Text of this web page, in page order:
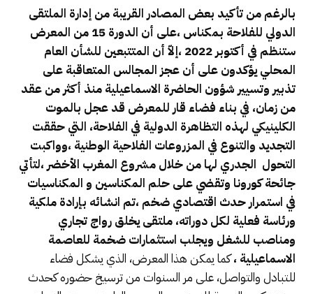
بالرغم من تأكيد بعض المصادر القريبة من إدارة الملتقى
الدولي للفلاحة بمكناس ،على أن الدورة 15 من المعرض
ستنظم في أكتوبر 2022 ،إلاّ أن المتتبعين للشأن العام
المحلي يؤكدون على أن عجز المجالس المتعاقبة على
تذبير وتسيير شؤون الحاضرة الاسماعيلية منذ أكثر من عقد
من زمان، في بناء فضاء قار للمعرض قد عجل بالموت
الكلينيكي لهذه التظاهرة الدولية في الفلاحة، التي حققت
التجديد والتنوع في المزروعات الفلاحية الوطنية ،وواكبت
التحول الجدري لها من خلال مشروع المغرب الأخضر ،لتأتي
جائحة كورونا وتقضي على حلم المكناسين و المكناسيات
في استمرار حدث اقتصادي ضخم ،تم انشائه بإرادة ملكية
ورئاسة فعلية لكل دوراته، ملتقى يخلق رواج تجاري
ومناصب للشغل ويجلب استثمارات ضخمة للعاصمة
الاسماعيلية ،كما يمكن هذا المعرض، الذي يشكل فضاء
للتبادل والتواصل، على مر السنوات من ترسيخ حضوره كحدث